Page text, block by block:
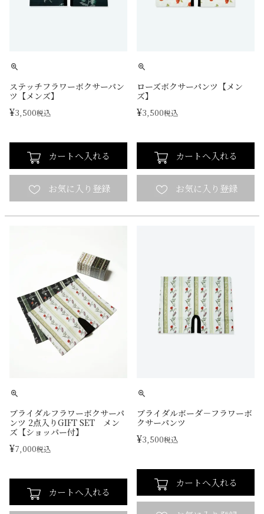
ステッチフラワーボクサーパン
ツ【メンズ】
¥3,500税込
カートへ入れる
ローズボクサーパンツ【メン
ズ】
¥3,500税込
カートへ入れる
ブライダルフラワーボクサーパ
ンツ 2点入りGIFT SET メン
ズ【ショッパー付】
¥7,000税込
カートへ入れる
ブライダルボーダ－フラワーボ
クサーパンツ
¥3,500税込
カートへ入れる